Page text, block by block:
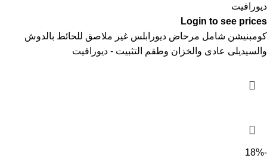
ديورافيت
Login to see prices
كومبنيشن شامل مرحاض ديورابلس غير ملاصق للحائط بالدوش
والسيديلى عادى والخزان وطقم التثبيت - ديورافيت
-18%